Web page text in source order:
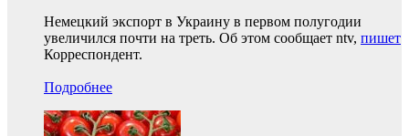
Немецкий экспорт в Украину в первом полугодии
увеличился почти на треть. Об этом сообщает ntv, пишет
Корреспондент.
Подробнее